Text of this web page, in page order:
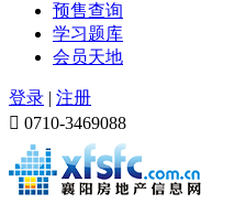
预售查询
学习题库
会员天地
登录 | 注册
 0710-3469088